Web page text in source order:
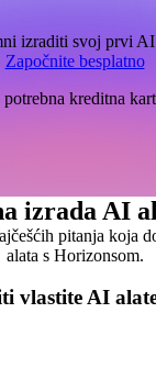
izraditi svoj prvi AI
Započnite besplatno
kreditna
izrada AI
pitanja koja
alata s Horizonsom.
vlastite AI